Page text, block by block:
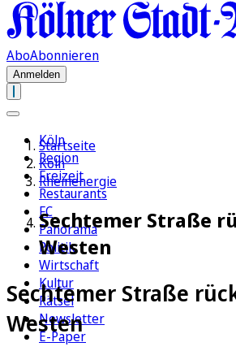
AboAbonnieren
Anmelden
Köln
Region
Freizeit
Restaurants
FC
Panorama
Politik
Wirtschaft
Kultur
Rätsel
Newsletter
E-Paper
Startseite
Köln
Rheinenergie
Sechtemer Straße
Westen
Sechtemer Straße
Westen